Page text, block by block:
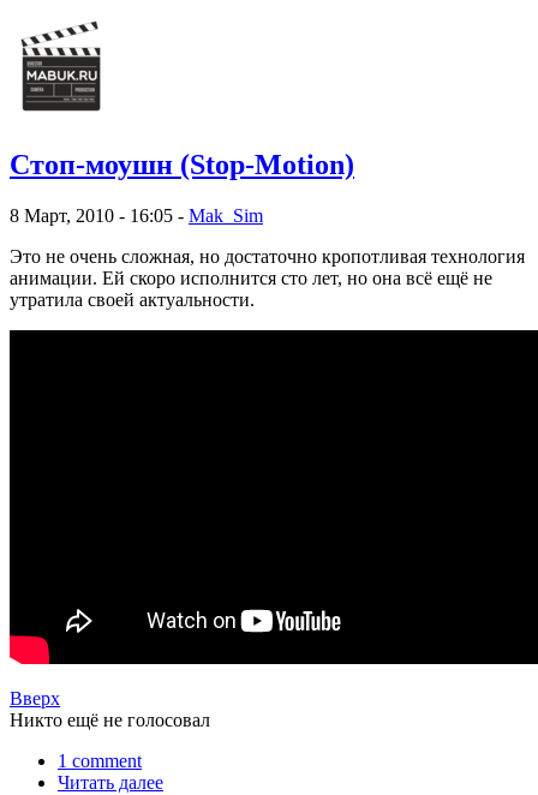
Стоп-моушн (Stop-Motion)
8 Март, 2010 - 16:05 - Mak_Sim
Это не очень сложная, но достаточно кропотливая технология
анимации. Ей скоро исполнится сто лет, но она всё ещё не
утратила своей актуальности.
Вверх
Никто ещё не голосовал
1 comment
Читать далее